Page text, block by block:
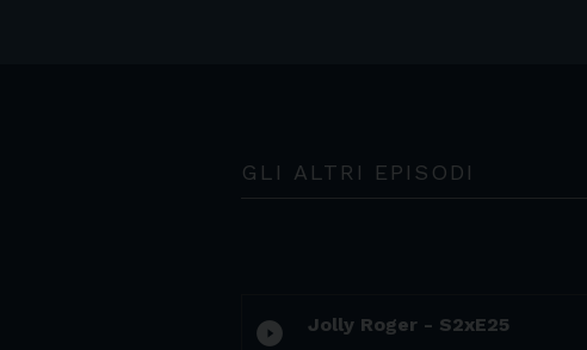
GLI ALTRI EPISODI
play_circle_filled Jolly Roger - S2xE25